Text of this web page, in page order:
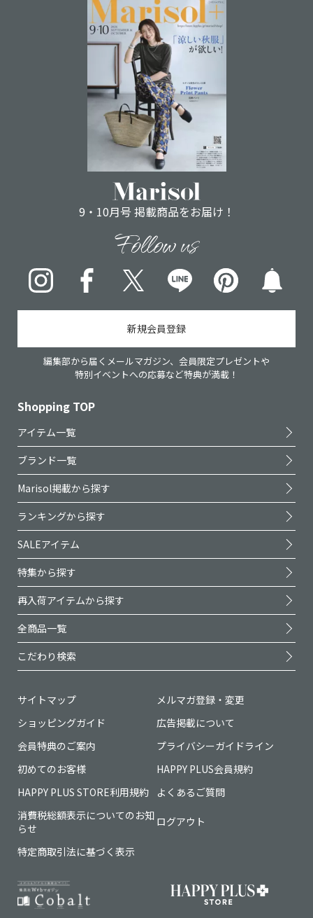
9・10月号 掲載商品をお届け！
Follow us
InstagramFacebookX LINE pinterest
新規会員登録
編集部から届くメールマガジン、会員限定プレゼントや
特別イベントへの応募など特典が満載！
Shopping TOP
アイテム一覧
ブランド一覧
Marisol掲載から探す
ランキングから探す
SALEアイテム
特集から探す
再入荷アイテムから探す
全商品一覧
こだわり検索
サイトマップ
メルマガ登録・変更
ショッピングガイド
広告掲載について
会員特典のご案内
プライバシーガイドライン
初めてのお客様
HAPPY PLUS会員規約
HAPPY PLUS STORE利用規約
よくあるご質問
消費税総額表示についてのお知
らせ
ログアウト
特定商取引法に基づく表示